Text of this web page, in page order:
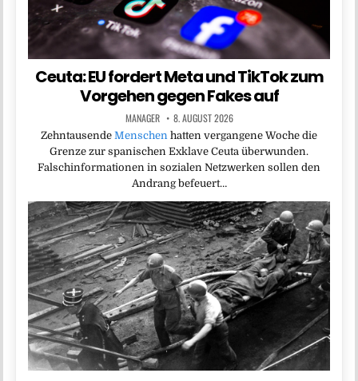
Ceuta: EU fordert Meta und TikTok zum
Vorgehen gegen Fakes auf
MANAGER 8. AUGUST 2026
Zehntausende Menschen hatten vergangene Woche die
Grenze zur spanischen Exklave Ceuta überwunden.
Falschinformationen in sozialen Netzwerken sollen den
Andrang befeuert…